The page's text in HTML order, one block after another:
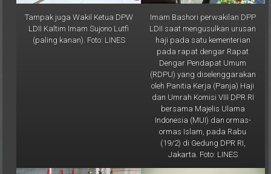
Tampak juga Wakil Ketua DPW
LDII Kaltim Imam Sujono Lutfi
(paling kanan). Foto: LINES
Imam Bashori perwakilan DPP
LDII saat mengusulkan urusan
haji pada satu kementerian
pada rapat dengar Rapat
Dengar Pendapat Umum
(RDPU) yang diselenggarakan
oleh Panitia Kerja (Panja) Haji
dan Umrah Komisi VIII DPR RI
bersama Majelis Ulama
Indonesia (MUI) dan ormas-
ormas Islam, pada Rabu
(19/2) di Gedung DPR RI,
Jakarta. Foto: LINES